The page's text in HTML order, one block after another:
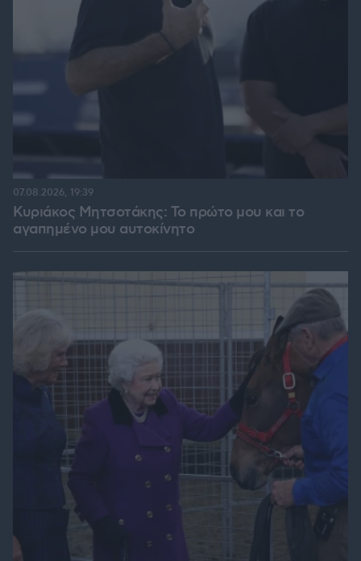
Κυριάκος Μητσοτάκης: Το πρώτο μου και το
αγαπημένο μου αυτοκίνητο
07.08.2026, 19:39